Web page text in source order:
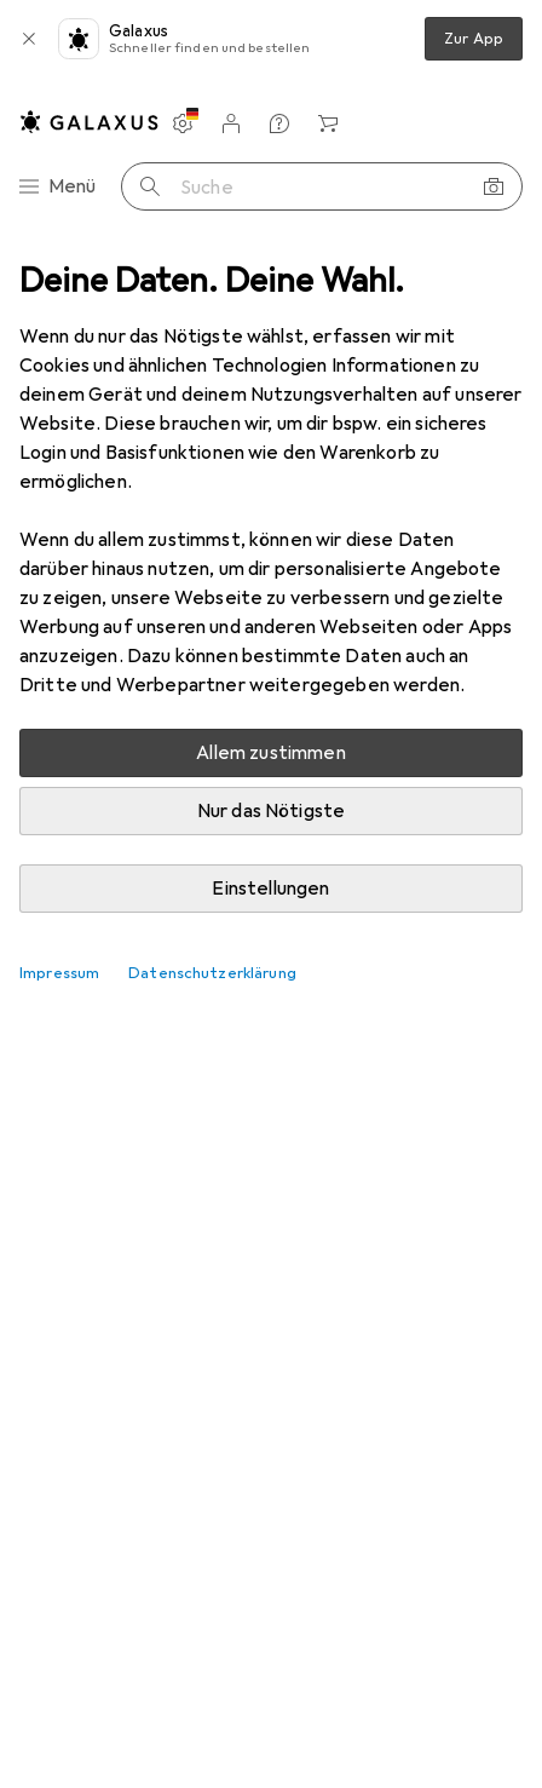
Deine Daten. Deine Wahl.
Wenn du nur das Nötigste wählst, erfassen wir mit
Cookies und ähnlichen Technologien Informationen zu
deinem Gerät und deinem Nutzungsverhalten auf unserer
Website. Diese brauchen wir, um dir bspw. ein sicheres
Login und Basisfunktionen wie den Warenkorb zu
ermöglichen.
Wenn du allem zustimmst, können wir diese Daten
darüber hinaus nutzen, um dir personalisierte Angebote
zu zeigen, unsere Webseite zu verbessern und gezielte
Werbung auf unseren und anderen Webseiten oder Apps
anzuzeigen. Dazu können bestimmte Daten auch an
Dritte und Werbepartner weitergegeben werden.
Allem zustimmen
Nur das Nötigste
Einstellungen
Impressum Datenschutzerklärung
Galaxus
Schneller finden und bestellen Zur App
Navigation nach Kategorien
Menü Suche
Einstellungen
Kundenkonto
Vergleichslisten
Merklisten
Warenkorb
+ Pilates Yogamatte Urban Fitness Yogamatte
Urban FitnessYogamatte
4 mm
Zubehör für Urban Fitness
Yogamatte
Hier findest du passendes Zubehör zum Produkt Urban
Fitness Yogamatte.
Relevanz
Keine Produkte gefunden